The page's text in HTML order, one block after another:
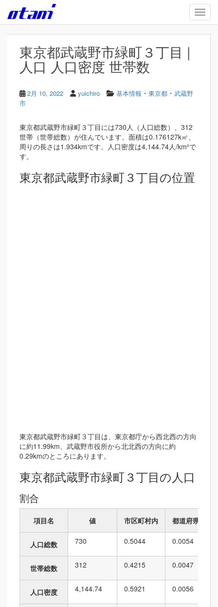
Skip to main content
東京都武蔵野市緑町３丁目 |
人口 人口密度 世帯数
2月 10, 2022 yuichiro 基本情報 ・ 東京都 ・ 武蔵野
市
東京都武蔵野市緑町３丁目には730人（人口総数）、312
世帯（世帯総数）が住んでいます。面積は0.176127k㎡、
周りの長さは1.934kmです。人口密度は4,144.74人/km²で
す。
東京都武蔵野市緑町３丁目の位置
東京都武蔵野市緑町３丁目は、東京都庁から西北西の方向
に約11.99km、武蔵野市役所から北北西の方向に約
0.29kmのところにあります。
東京都武蔵野市緑町３丁目の人口
割合
項目名 値 市区町村内 都道府県内
人口総数 730 0.5044 0.0054
世帯総数 312 0.4215 0.0047
人口密度 4,144.74 0.5921 0.0056